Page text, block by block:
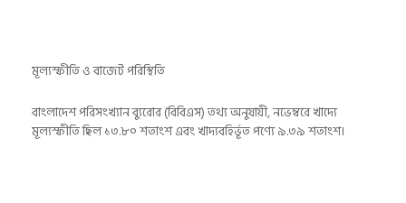
মূল্যস্ফীতি ও বাজেট পরিস্থিতি
বাংলাদেশ পরিসংখ্যান ব্যুরোর (বিবিএস) তথ্য অনুযায়ী, নভেম্বরে খাদ্যে
মূল্যস্ফীতি ছিল ১৩.৮০ শতাংশ এবং খাদ্যবহির্ভূত পণ্যে ৯.৩৯ শতাংশ।